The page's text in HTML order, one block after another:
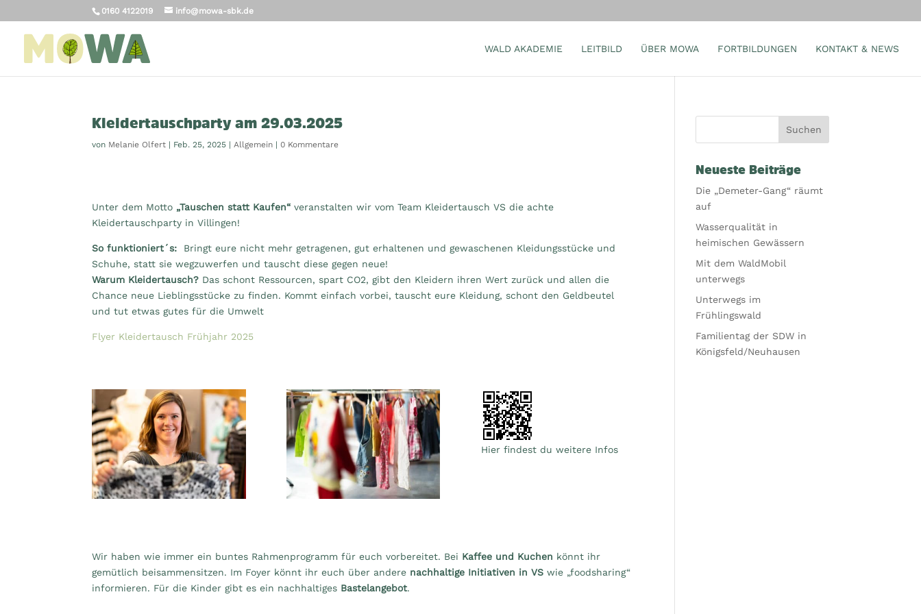
0160 4122019 info@mowa-sbk.de
WALD AKADEMIE LEITBILD ÜBER MOWA FORTBILDUNGEN KONTAKT & NEWS
Kleidertauschparty am 29.03.2025
von Melanie Olfert | Feb. 25, 2025 |Allgemein |0 Kommentare
Unter dem Motto „Tauschen statt Kaufen“ veranstalten wir vom Team Kleidertausch VS die achte
Kleidertauschparty in Villingen!
So funktioniert´s:
Bringt eure nicht mehr getragenen, gut erhaltenen und gewaschenen Kleidungsstücke und
Schuhe, statt sie wegzuwerfen und tauscht diese gegen neue!
Warum Kleidertausch? Das schont Ressourcen, spart CO2, gibt den Kleidern ihren Wert zurück und allen die
Chance neue Lieblingsstücke zu finden. Kommt einfach vorbei, tauscht eure Kleidung, schont den Geldbeutel
und tut etwas gutes für die Umwelt
Flyer Kleidertausch Frühjahr 2025
Hier findest du weitere Infos
Wir haben wie immer ein buntes Rahmenprogramm für euch vorbereitet. Bei Kaffee und Kuchen könnt ihr
gemütlich beisammensitzen. Im Foyer könnt ihr euch über andere nachhaltige Initiativen in VS wie „foodsharing“
informieren. Für die Kinder gibt es ein nachhaltiges Bastelangebot.
Neueste Beiträge
Die „Demeter-Gang“ räumt
auf
Wasserqualität in
heimischen Gewässern
Mit dem WaldMobil
unterwegs
Unterwegs im
Frühlingswald
Familientag der SDW in
Königsfeld/Neuhausen